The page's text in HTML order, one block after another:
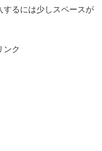
するには少しスペースが
ンク